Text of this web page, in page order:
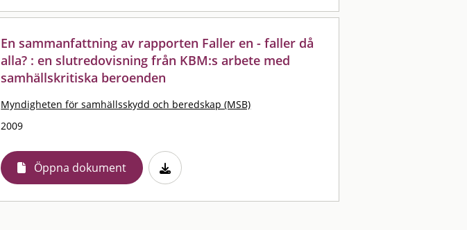
En sammanfattning av rapporten Faller en - faller då
alla? : en slutredovisning från KBM:s arbete med
samhällskritiska beroenden
Myndigheten för samhällsskydd och beredskap (MSB)
2009
Öppna dokument